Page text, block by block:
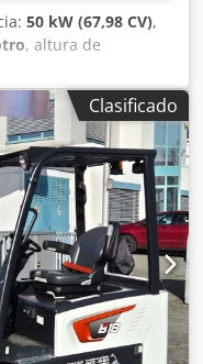
50 kW (67,98 CV),
, altura de
2021 Peso en
Al): 337 x 173 x 198
Marcado CE: sí
D D Rzj Alysf Estado
accesorios = - 3er
= Tren de
Tier IV final Estado
control por
display deluxe
Clasificado